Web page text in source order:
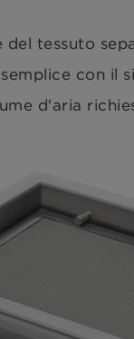
del tessuto
con il
d'aria